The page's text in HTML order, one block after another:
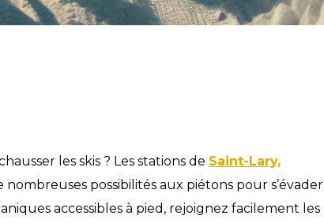
les skis ? Les stations de Saint-Lary,
possibilités aux piétons pour s’évader
accessibles à pied, rejoignez facilement les